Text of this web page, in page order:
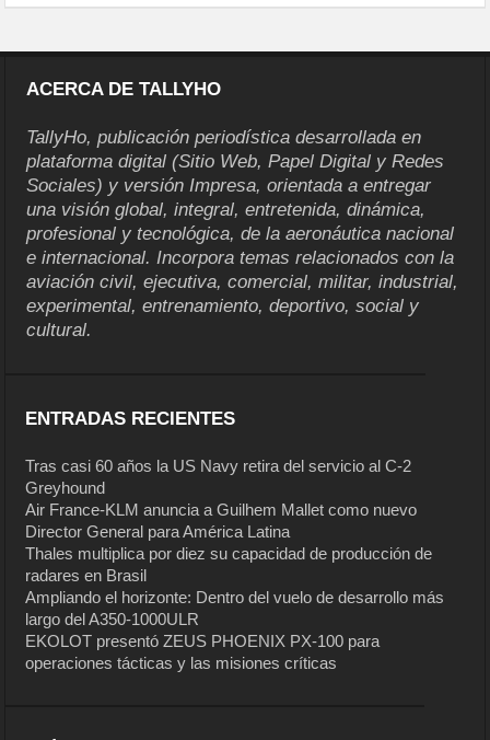
ACERCA DE TALLYHO
TallyHo, publicación periodística desarrollada en
plataforma digital (Sitio Web, Papel Digital y Redes
Sociales) y versión Impresa, orientada a entregar
una visión global, integral, entretenida, dinámica,
profesional y tecnológica, de la aeronáutica nacional
e internacional. Incorpora temas relacionados con la
aviación civil, ejecutiva, comercial, militar, industrial,
experimental, entrenamiento, deportivo, social y
cultural.
ENTRADAS RECIENTES
Tras casi 60 años la US Navy retira del servicio al C-2
Greyhound
Air France-KLM anuncia a Guilhem Mallet como nuevo
Director General para América Latina
Thales multiplica por diez su capacidad de producción de
radares en Brasil
Ampliando el horizonte: Dentro del vuelo de desarrollo más
largo del A350-1000ULR
EKOLOT presentó ZEUS PHOENIX PX-100 para
operaciones tácticas y las misiones críticas